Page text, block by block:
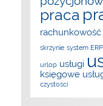
praca
rachunkowość
skrzynie system ERP
urlop usługi
księgowe
czystości